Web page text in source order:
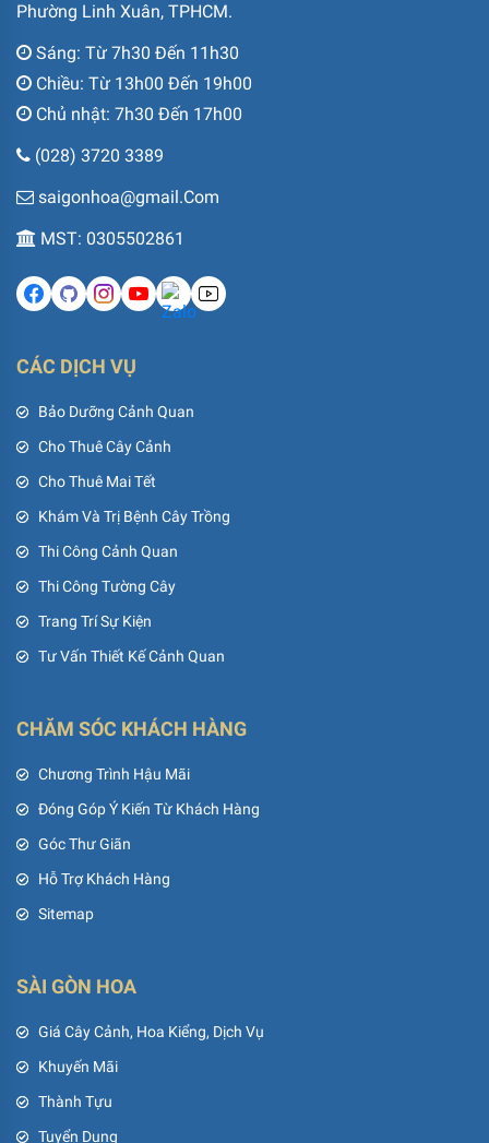
Phường Linh Xuân, TPHCM.
Sáng: Từ 7h30 Đến 11h30
Chiều: Từ 13h00 Đến 19h00
Chủ nhật: 7h30 Đến 17h00
(028) 3720 3389
saigonhoa@gmail.Com
MST: 0305502861
CÁC DỊCH VỤ
Bảo Dưỡng Cảnh Quan
Cho Thuê Cây Cảnh
Cho Thuê Mai Tết
Khám Và Trị Bệnh Cây Trồng
Thi Công Cảnh Quan
Thi Công Tường Cây
Trang Trí Sự Kiện
Tư Vấn Thiết Kế Cảnh Quan
CHĂM SÓC KHÁCH HÀNG
Chương Trình Hậu Mãi
Đóng Góp Ý Kiến Từ Khách Hàng
Góc Thư Giãn
Hỗ Trợ Khách Hàng
Sitemap
SÀI GÒN HOA
Giá Cây Cảnh, Hoa Kiểng, Dịch Vụ
Khuyến Mãi
Thành Tựu
Tuyển Dụng